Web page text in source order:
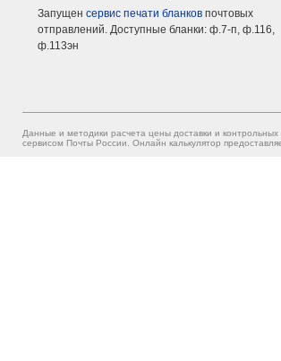
Запущен сервис печати бланков почтовых
отправлений. Доступные бланки: ф.7-п, ф.116,
ф.113эн
Данные и методики расчета цены доставки и
сервисом Почты России. Онлайн калькулятор